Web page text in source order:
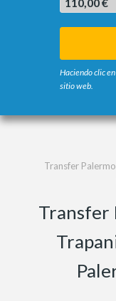
Haciendo clic
sitio web.
Transfer
Transfer